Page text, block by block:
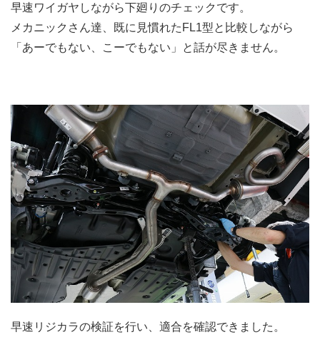
早速ワイガヤしながら下廻りのチェックです。
メカニックさん達、既に見慣れたFL1型と比較しながら
「あーでもない、こーでもない」と話が尽きません。
早速リジカラの検証を行い、適合を確認できました。